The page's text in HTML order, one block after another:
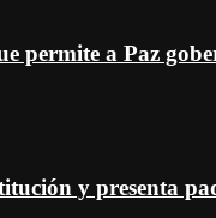
permite a Paz
y presenta